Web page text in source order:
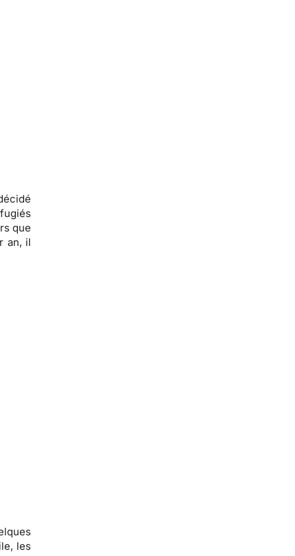
que
an, il
les